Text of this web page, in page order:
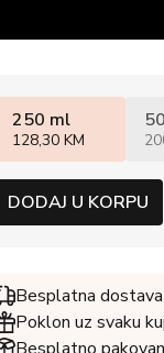
250 ml
128,30 KM
DODAJ U KORPU
Besplatna
Poklon uz svaku